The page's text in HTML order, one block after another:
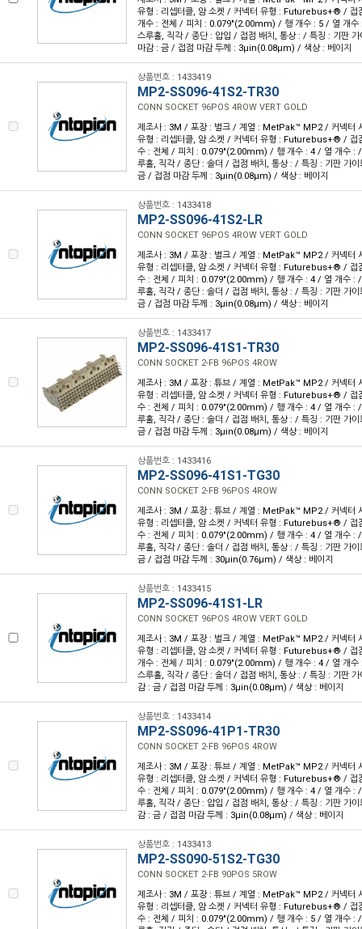
유형 : 리셉터클, 암 소켓 / 커넥터 유형 : Futurebus+® / 접
개수 : 전체 / 피치 : 0.079"(2.00mm) / 행 개수 : 5 / 열 개수
스루홀, 직각 / 종단 : 압입 / 접점 배치, 통상 : / 특징 : 기판
마감 : 금 / 접점 마감 두께 : 3µin(0.08µm) / 색상 : 베이지
상품번호 : 1433419
MP2-SS096-41S2-TR30
CONN SOCKET 96POS 4ROW VERT GOLD
제조사 : 3M / 포장 : 벌크 / 계열 : MetPak™ MP2 / 커넥터
유형 : 리셉터클, 암 소켓 / 커넥터 유형 : Futurebus+® / 접
수 : 전체 / 피치 : 0.079"(2.00mm) / 행 개수 : 4 / 열 개수 : /
루홀, 직각 / 종단 : 솔더 / 접점 배치, 통상 : / 특징 : 기판 가
금 / 접점 마감 두께 : 3µin(0.08µm) / 색상 : 베이지
상품번호 : 1433418
MP2-SS096-41S2-LR
CONN SOCKET 96POS 4ROW VERT GOLD
제조사 : 3M / 포장 : 벌크 / 계열 : MetPak™ MP2 / 커넥터
유형 : 리셉터클, 암 소켓 / 커넥터 유형 : Futurebus+® / 접
수 : 전체 / 피치 : 0.079"(2.00mm) / 행 개수 : 4 / 열 개수 : /
루홀, 직각 / 종단 : 솔더 / 접점 배치, 통상 : / 특징 : 기판 가
금 / 접점 마감 두께 : 3µin(0.08µm) / 색상 : 베이지
상품번호 : 1433417
MP2-SS096-41S1-TR30
CONN SOCKET 2-FB 96POS 4ROW
제조사 : 3M / 포장 : 튜브 / 계열 : MetPak™ MP2 / 커넥터
유형 : 리셉터클, 암 소켓 / 커넥터 유형 : Futurebus+® / 접
수 : 전체 / 피치 : 0.079"(2.00mm) / 행 개수 : 4 / 열 개수 : /
루홀, 직각 / 종단 : 솔더 / 접점 배치, 통상 : / 특징 : 기판 가
금 / 접점 마감 두께 : 3µin(0.08µm) / 색상 : 베이지
상품번호 : 1433416
MP2-SS096-41S1-TG30
CONN SOCKET 2-FB 96POS 4ROW
제조사 : 3M / 포장 : 튜브 / 계열 : MetPak™ MP2 / 커넥터
유형 : 리셉터클, 암 소켓 / 커넥터 유형 : Futurebus+® / 접
수 : 전체 / 피치 : 0.079"(2.00mm) / 행 개수 : 4 / 열 개수 : /
루홀, 직각 / 종단 : 솔더 / 접점 배치, 통상 : / 특징 : 기판 가
금 / 접점 마감 두께 : 30µin(0.76µm) / 색상 : 베이지
상품번호 : 1433415
MP2-SS096-41S1-LR
CONN SOCKET 96POS 4ROW VERT GOLD
제조사 : 3M / 포장 : 벌크 / 계열 : MetPak™ MP2 / 커넥터
유형 : 리셉터클, 암 소켓 / 커넥터 유형 : Futurebus+® / 접
개수 : 전체 / 피치 : 0.079"(2.00mm) / 행 개수 : 4 / 열 개수
스루홀, 직각 / 종단 : 솔더 / 접점 배치, 통상 : / 특징 : 기판
감 : 금 / 접점 마감 두께 : 3µin(0.08µm) / 색상 : 베이지
상품번호 : 1433414
MP2-SS096-41P1-TR30
CONN SOCKET 2-FB 96POS 4ROW
제조사 : 3M / 포장 : 튜브 / 계열 : MetPak™ MP2 / 커넥터
유형 : 리셉터클, 암 소켓 / 커넥터 유형 : Futurebus+® / 접
수 : 전체 / 피치 : 0.079"(2.00mm) / 행 개수 : 4 / 열 개수 : /
루홀, 직각 / 종단 : 압입 / 접점 배치, 통상 : / 특징 : 기판 가
감 : 금 / 접점 마감 두께 : 3µin(0.08µm) / 색상 : 베이지
상품번호 : 1433413
MP2-SS090-51S2-TG30
CONN SOCKET 2-FB 90POS 5ROW
제조사 : 3M / 포장 : 튜브 / 계열 : MetPak™ MP2 / 커넥터
유형 : 리셉터클, 암 소켓 / 커넥터 유형 : Futurebus+® / 접
수 : 전체 / 피치 : 0.079"(2.00mm) / 행 개수 : 5 / 열 개수 : /